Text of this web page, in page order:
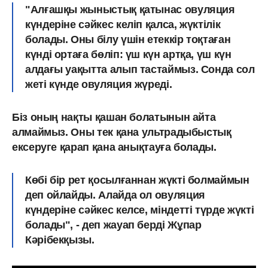
"Алғашқы жыныстық қатынас овуляция
күндеріне сәйкес келіп қалса, жүктілік
болады. Оны білу үшін етеккір тоқтаған
күнді ортаға бөліп: үш күн артқа, үш күн
алдағы уақытта алып тастаймыз. Сонда сол
жеті күнде овуляция жүреді.
Біз оның нақты қашан болатынын айта
алмаймыз. Оны тек қана ультрадыбыстық
ексеруге қарап қана анықтауға болады.
Көбі бір рет қосылғаннан жүкті болмаймын
деп ойлайды. Алайда ол овуляция
күндеріне сәйкес келсе, міндетті түрде жүкті
болады", - деп жауап берді Жұпар
Кәрібекқызы.